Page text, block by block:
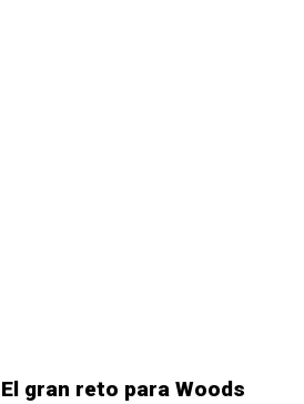
El gran reto para Woods